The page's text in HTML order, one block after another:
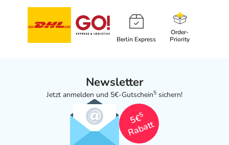
Berlin Express
Order-
Priority
Newsletter
Jetzt anmelden und 5€-Gutschein5 sichern!
5€
5
Rabatt